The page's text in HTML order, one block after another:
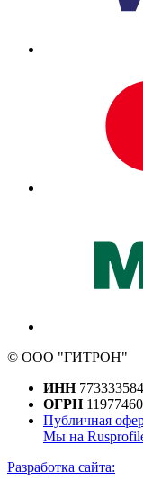
© ООО "ГИТРОН"
ИНН
ОГРН
Публичная
Мы на
Разработка сайта: